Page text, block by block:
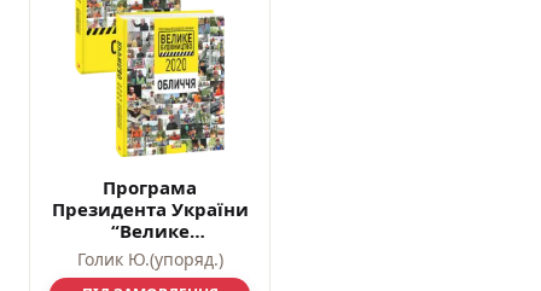
Програма
Президента України
“Велике
Будівництво-2020”.
Обличчя – Голик Ю.
Голик Ю.(упоряд.)